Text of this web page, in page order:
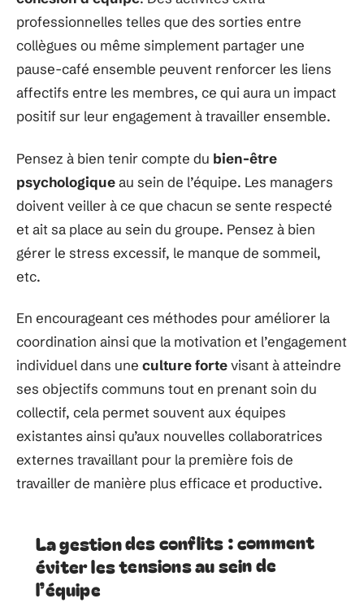
professionnelles telles que des sorties entre
collègues ou même simplement partager une
pause-café ensemble peuvent renforcer les liens
affectifs entre les membres, ce qui aura un impact
positif sur leur engagement à travailler ensemble.
Pensez à bien tenir compte du bien-être
psychologiqueau sein de l’équipe. Les managers
doivent veiller à ce que chacun se sente respecté
et ait sa place au sein du groupe. Pensez à bien
gérer le stress excessif, le manque de sommeil,
etc.
En encourageant ces méthodes pour améliorer la
coordination ainsi que la motivation et l’engagement
individuel dans une culture fortevisant à atteindre
ses objectifs communs tout en prenant soin du
collectif, cela permet souvent aux équipes
existantes ainsi qu’aux nouvelles collaboratrices
externes travaillant pour la première fois de
travailler de manière plus efficace et productive.
La gestion des conflits : comment
éviter les tensions au sein de
l’équipe